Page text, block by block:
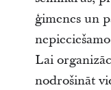
ģimenes un
Lai
nodrošināt